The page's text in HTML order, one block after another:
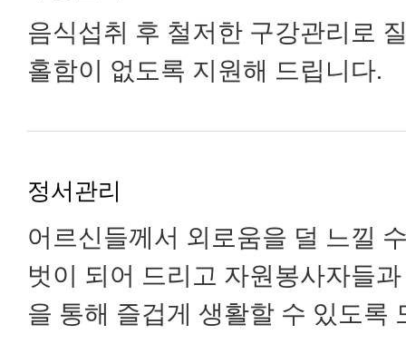
음식섭취 후 철저한 구강관리로
홀함이 없도록 지원해 드립니다.
정서관리
어르신들께서 외로움을 덜 느낄
벗이 되어 드리고 자원봉사자들
을 통해 즐겁게 생활할 수 있도록